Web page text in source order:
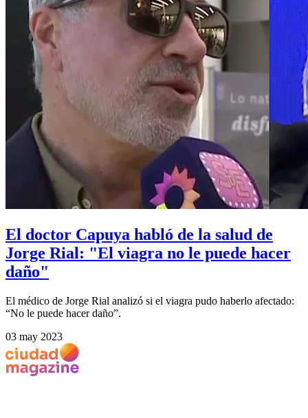
El doctor Capuya habló de la salud de
Jorge Rial: "El viagra no le puede hacer
daño"
El médico de Jorge Rial analizó si el viagra pudo haberlo afectado:
“No le puede hacer daño”.
03 may 2023